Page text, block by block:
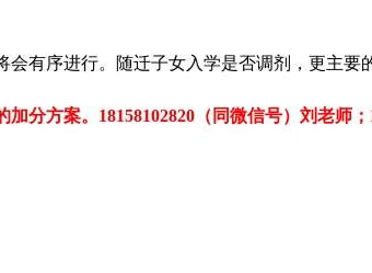
有序进行。随迁子女入学是否调剂，更主
分方案。18158102820（同微信号）刘老师；